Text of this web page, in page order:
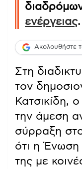
ενέργειας.
Ακολουθήστε
Στη
τον
Κατσικίδη,
την άμεση
σύρραξη
ότι η Ένωση
της με